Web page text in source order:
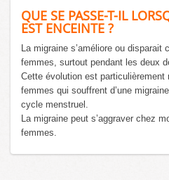
QUE SE PASSE-T-IL
EST ENCEINTE ?
La migraine s’améliore ou disparait
femmes, surtout pendant les deux
Cette évolution est particulièrement
femmes qui souffrent d’une
cycle menstruel.
La migraine peut s’aggraver chez
femmes.